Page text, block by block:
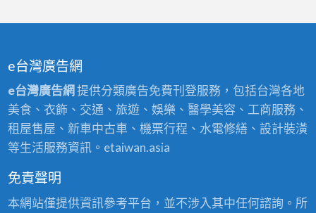
e台灣廣告網
e台灣廣告網 提供分類廣告免費刊登服務，包括台灣各地
美食、衣飾、交通、旅遊、娛樂、醫學美容、工商服務、
租屋售屋、新車中古車、機票行程、水電修繕、設計裝潢
等生活服務資訊。etaiwan.asia
免責聲明
本網站僅提供資訊參考平台，並不涉入其中任何諮詢。所